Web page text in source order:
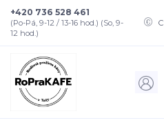
+420 736 528 461
(Po-Pá, 9-12 / 13-16 hod.) (So, 9-
12 hod.)